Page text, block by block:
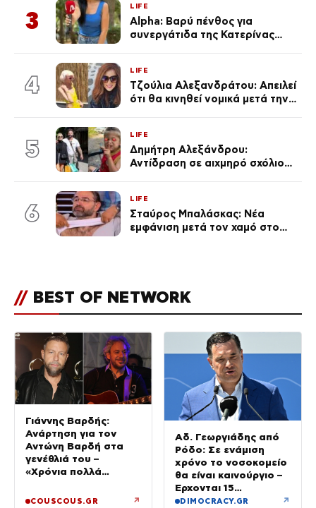
3
LIFE
Alpha: Βαρύ πένθος για
συνεργάτιδα της Κατερίνας
του Θεού»
4
LIFE
Τζούλια Αλεξανδράτου: Απειλεί
ότι θα κινηθεί νομικά μετά την
5
LIFE
Δημήτρη Αλεξάνδρου:
Αντίδραση σε αιχμηρό σχόλιο
6
LIFE
Σταύρος Μπαλάσκας: Νέα
εμφάνιση μετά τον χαμό στο
// BEST OF NETWORK
Γιάννης Βαρδής:
Ανάρτηση για τον
Αντώνη Βαρδή στα
γενέθλιά του –
«Χρόνια πολλά
COUSCOUS.GR ↗
Αδ. Γεωργιάδης από
Ρόδο: Σε ενάμιση
χρόνο το νοσοκομείο
θα είναι καινούργιο –
Έρχονται 15
νοσηλευτές και
DIMOCRACY.GR ↗